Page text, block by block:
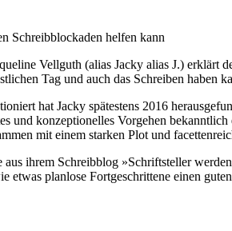
Schreibblockaden helfen kann
Vellguth (alias Jacky alias J.) erklärt
Tag und auch das Schreiben haben
hat Jacky spätestens 2016
und konzeptionelles Vorgehen
mit einem starken Plot und
ihrem Schreibblog »Schriftsteller
etwas planlose Fortgeschrittene einen